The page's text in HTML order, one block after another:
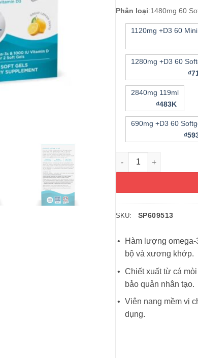
Phân loại:1480mg 60
1120mg +D3 60
1280mg +D3 60
2840mg 119ml
₫483K
690mg +D3 60
Dầu cá Omega-3
SKU: SP609513
Hàm lượng
bộ và xương khớp.
Chiết xuất từ cá
bảo quản nhân tạo.
Viên nang mềm vị
dụng.